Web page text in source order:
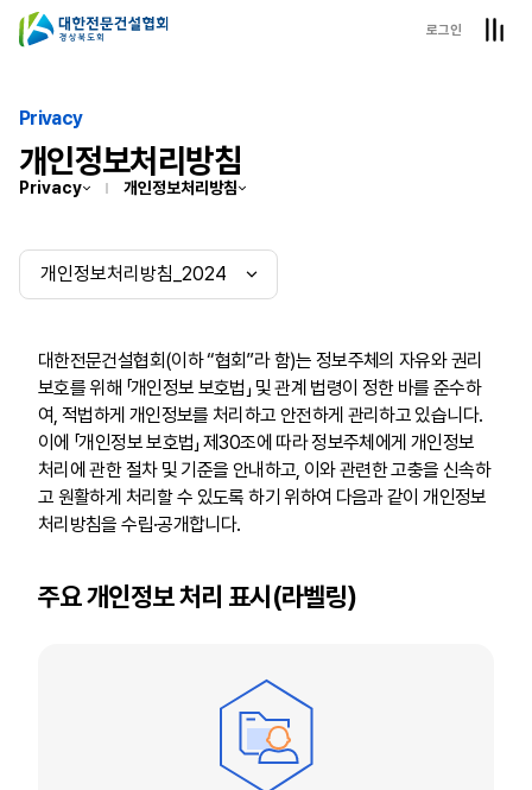
로그인
Privacy
개인정보처리방침
Privacy 개인정보처리방침
대한전문건설협회(이하 “협회”라 함)는 정보주체의 자유와 권리
보호를 위해 「개인정보 보호법」 및 관계 법령이 정한 바를 준수하
여, 적법하게 개인정보를 처리하고 안전하게 관리하고 있습니다.
이에 「개인정보 보호법」 제30조에 따라 정보주체에게 개인정보
처리에 관한 절차 및 기준을 안내하고, 이와 관련한 고충을 신속하
고 원활하게 처리할 수 있도록 하기 위하여 다음과 같이 개인정보
처리방침을 수립·공개합니다.
주요 개인정보 처리 표시(라벨링)